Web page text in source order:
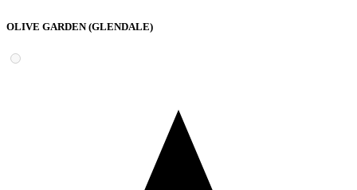
OLIVE GARDEN (GLENDALE)